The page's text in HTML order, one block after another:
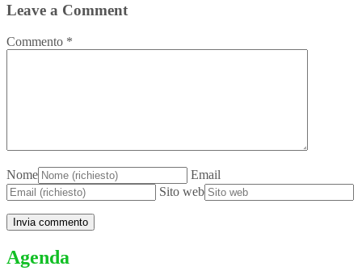
Leave a Comment
Commento *
Nome
Email
Sito web
Agenda